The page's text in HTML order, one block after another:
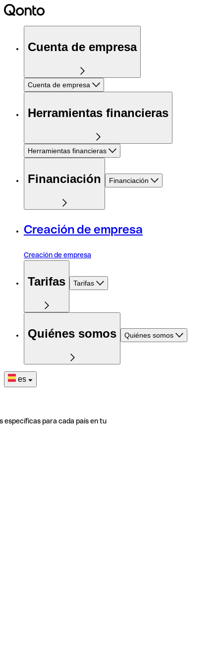
Cuenta de empresa
Cuenta de empresa
Herramientas financieras
Herramientas financieras
Financiación Financiación
Creación de empresa
Creación de empresa
Tarifas Tarifas
Quiénes somos Quiénes somos
es
específicas para cada país en tu